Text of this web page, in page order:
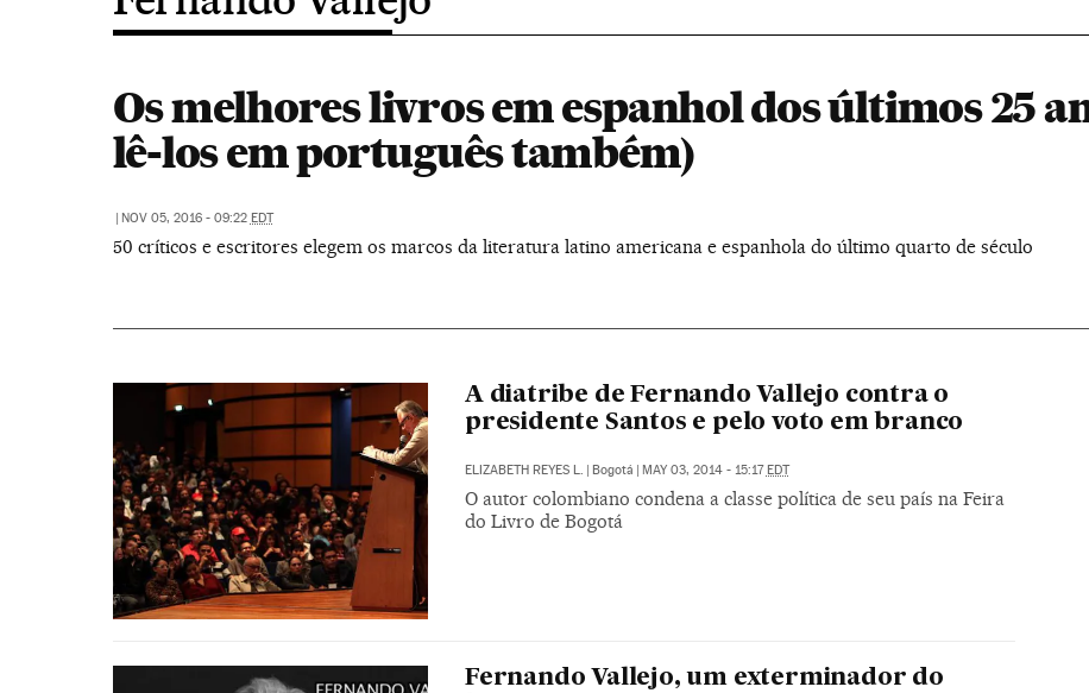
Os melhores livros em espanhol dos últimos 25
lê-los em português também)
| NOV 05, 2016 - 09:22 EDT
50 críticos e escritores elegem os marcos da literatura latino americana e espanhola do último quarto de século
A diatribe de Fernando Vallejo contra o
presidente Santos e pelo voto em branco
ELIZABETH REYES L. | Bogotá | MAY 03, 2014 - 15:17EDT
O autor colombiano condena a classe política de seu país na Feira
do Livro de Bogotá
Fernando Vallejo, um exterminador do